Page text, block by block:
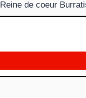
Reine de coeur